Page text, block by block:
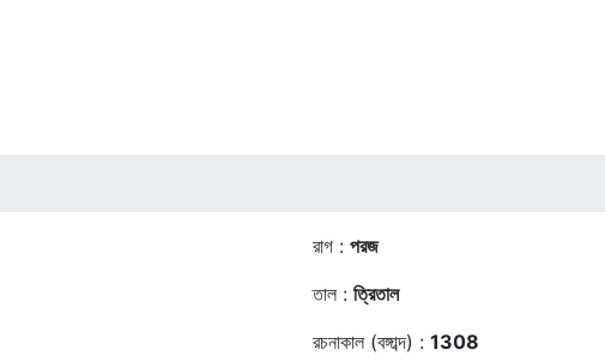
রাগ : পরজ
তাল : ত্রিতাল
রচনাকাল (বঙ্গাব্দ) : 1308